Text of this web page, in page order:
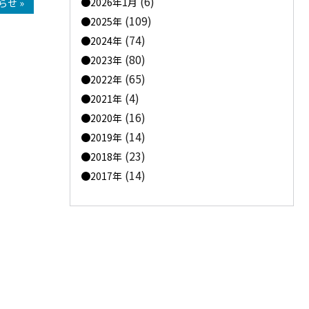
せ »
2025年 (109)
2024年 (74)
2023年 (80)
2022年 (65)
2021年 (4)
2020年 (16)
2019年 (14)
2018年 (23)
2017年 (14)